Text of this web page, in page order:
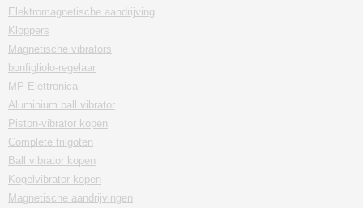
Elektromagnetische aandrijving
Kloppers
Magnetische vibrators
bonfigliolo-regelaar
MP Elettronica
Aluminium ball vibrator
Piston-vibrator kopen
Complete trilgoten
Ball vibrator kopen
Kogelvibrator kopen
Magnetische aandrijvingen